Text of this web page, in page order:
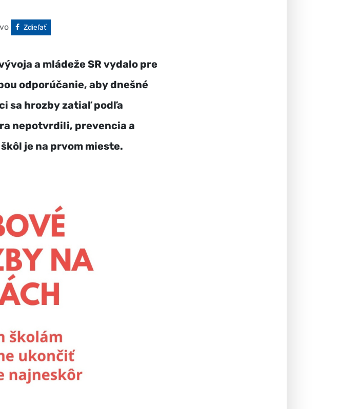
Facebook
Zdieľať
a mládeže SR vydalo pre
odporúčanie, aby dnešné
sa hrozby zatiaľ podľa
nepotvrdili, prevencia a
je na prvom mieste.